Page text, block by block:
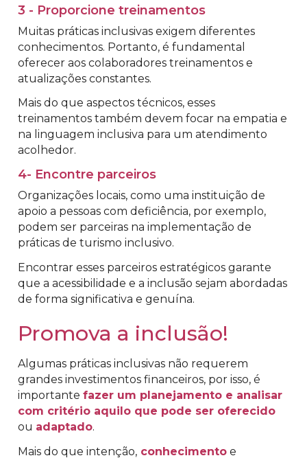
3 - Proporcione treinamentos
Muitas práticas inclusivas exigem diferentes
conhecimentos. Portanto, é fundamental
oferecer aos colaboradores treinamentos e
atualizações constantes.
Mais do que aspectos técnicos, esses
treinamentos também devem focar na empatia e
na linguagem inclusiva para um atendimento
acolhedor.
4- Encontre parceiros
Organizações locais, como uma instituição de
apoio a pessoas com deficiência, por exemplo,
podem ser parceiras na implementação de
práticas de turismo inclusivo.
Encontrar esses parceiros estratégicos garante
que a acessibilidade e a inclusão sejam abordadas
de forma significativa e genuína.
Promova a inclusão!
Algumas práticas inclusivas não requerem
grandes investimentos financeiros, por isso, é
importante fazer um planejamento e analisar
com critério aquilo que pode ser oferecido
ou adaptado.
Mais do que intenção, conhecimento e